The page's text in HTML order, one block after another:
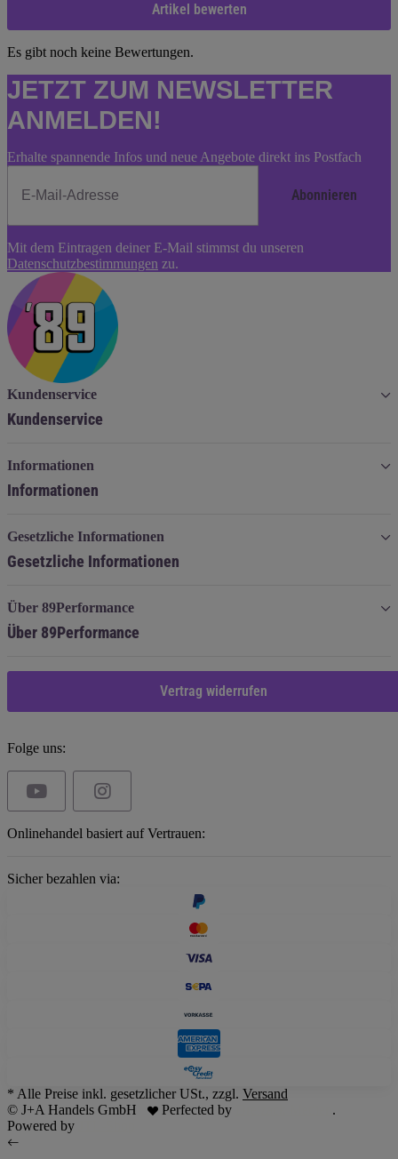
Artikel bewerten
Es gibt noch keine Bewertungen.
JETZT ZUM NEWSLETTER
ANMELDEN!
Erhalte spannende Infos und neue Angebote direkt ins Postfach
Abonnieren
Abonnieren
Mit dem Eintragen deiner E-Mail stimmst du unseren
Datenschutzbestimmungen zu.
Kundenservice
Kundenservice
Informationen
Informationen
Gesetzliche Informationen
Gesetzliche Informationen
Über 89Performance
Über 89Performance
Vertrag widerrufen
Folge uns:
Onlinehandel basiert auf Vertrauen:
Sicher bezahlen via:
* Alle Preise inkl. gesetzlicher USt., zzgl. Versand
© J+A Handels GmbH
Perfected by
.
Powered by